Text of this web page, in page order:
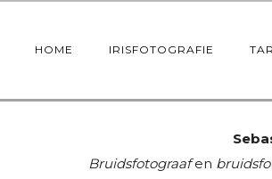
HOME IRISFOTOGRAFIE
Bruidsfotograafen